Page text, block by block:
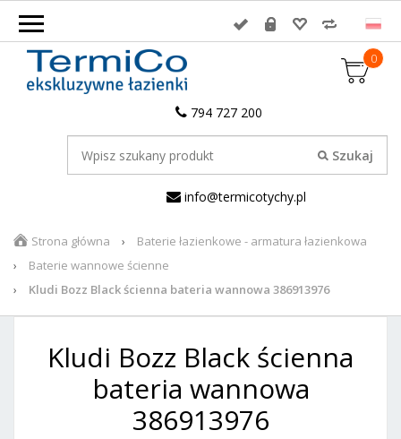
0
794 727 200
info@termicotychy.pl
Strona główna
Baterie łazienkowe - armatura łazienkowa
Baterie wannowe ścienne
Kludi Bozz Black ścienna bateria wannowa 386913976
Kludi Bozz Black ścienna
bateria wannowa
386913976